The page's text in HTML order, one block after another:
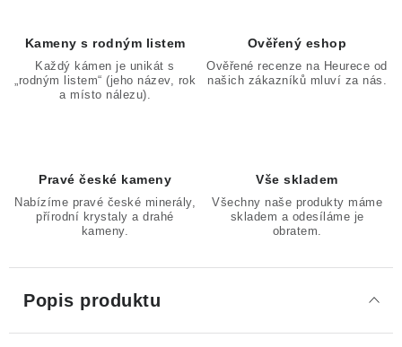
Kameny s rodným listem
Každý kámen je unikát s
„rodným listem“ (jeho název, rok
a místo nálezu).
Ověřený eshop
Ověřené recenze na Heurece od
našich zákazníků mluví za nás.
Pravé české kameny
Nabízíme pravé české minerály,
přírodní krystaly a drahé
kameny.
Vše skladem
Všechny naše produkty máme
skladem a odesíláme je
obratem.
Popis produktu